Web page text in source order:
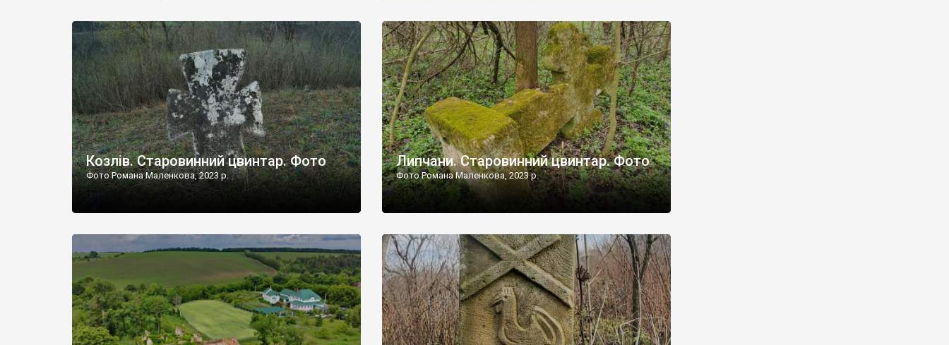
Наддністрянське відрізняється від більшості навколишніх
сіл. У селі є мурована Михайлівська церква. Точної дати […]
рельєфне пано, яке показує жінку і яблуню, а трохи далі,
дороги їх не видно, але видно дві стареньких колії у траві –
[…]
Козлів. Старовинний цвинтар. Фото
Фото Романа Маленкова, 2023 р.
Липчани. Старовинний цвинтар. Фото
Фото Романа Маленкова, 2023 р.